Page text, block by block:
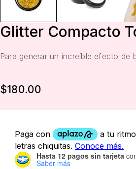
Glitter Compacto
Para generar un increíble efecto de
$180.00
Hasta 12 pagos sin tarjeta
Saber más